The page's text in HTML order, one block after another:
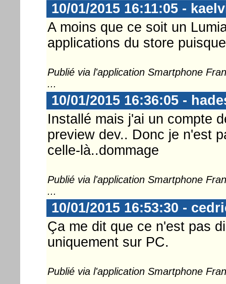
10/01/2015 16:11:05 -
A moins que ce soit un
applications du store
Publié via l'application Smartphone
...
10/01/2015 16:36:05 -
Installé mais j'ai un compte
preview dev.. Donc je n'est
celle-là..dommage
Publié via l'application Smartphone
...
10/01/2015 16:53:30 -
Ça me dit que ce n'est pas
uniquement sur PC.
Publié via l'application Smartphone